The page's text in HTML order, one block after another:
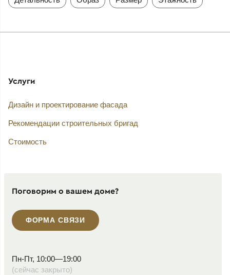
Услуги
Дизайн и проектирование фасада
Рекомендации строительных бригад
Стоимость
Поговорим о вашем доме?
ФОРМА СВЯЗИ
Пн-Пт, 10:00—19:00
(сейчас закрыто)